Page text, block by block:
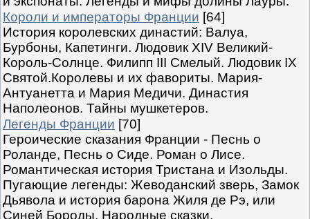
Короли и императоры Франции [64]
История королевских династий: Валуа,
Бурбоны, Капетинги. Людовик XIV Великий-
Король-Солнце. Филипп III Смелый. Людовик IX
Святой.Королевы и их фавориты. Мария-
Антуанетта и Мария Медичи. Династия
Наполеонов. Тайны мушкетеров.
Легенды Франции [70]
Героические сказания Франции - Песнь о
Роланде, Песнь о Сиде. Роман о Лисе.
Романтическая история Тристана и Изольды.
Пугающие легенды: Жеводанский зверь, Замок
Дьявола и история барона Жиля де Рэ, или
Синей Бороды. Народные сказки.